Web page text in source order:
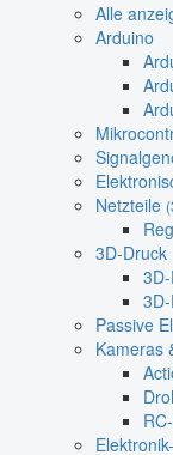
Alle
Arduino
Netzteile
3D-Druck
Passive
Kameras